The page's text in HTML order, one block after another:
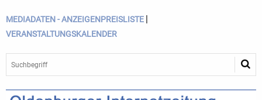
MEDIADATEN - ANZEIGENPREISLISTE |
VERANSTALTUNGSKALENDER